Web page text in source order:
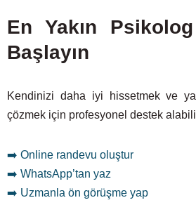
En Yakın
Başlayın
Kendinizi daha iyi hissetmek ve
çözmek için profesyonel destek
➡️ Online randevu oluştur
➡️ WhatsApp’tan yaz
➡️ Uzmanla ön görüşme yap